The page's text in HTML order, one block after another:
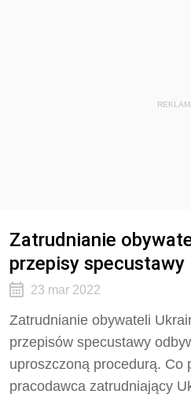
Zatrudnianie
przepisy specustawy
23 mar 2022
Zatrudnianie obywateli
przepisów specustawy
uproszczoną procedurą. Co
pracodawca zatrudniający